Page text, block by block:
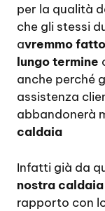
per la qualità
che gli stessi
avremmo
lungo termine
anche perché
assistenza
abbandonerà
caldaia
Infatti già da
nostra caldaia
rapporto con